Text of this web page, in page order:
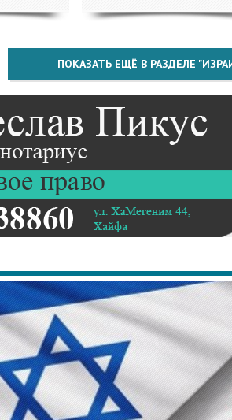
ПОКАЗАТЬ ЕЩЁ В РАЗДЕЛЕ